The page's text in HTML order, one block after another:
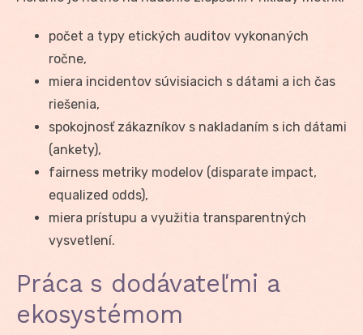
počet a typy etických auditov vykonaných
ročne,
miera incidentov súvisiacich s dátami a ich čas
riešenia,
spokojnosť zákazníkov s nakladaním s ich dátami
(ankety),
fairness metriky modelov (disparate impact,
equalized odds),
miera prístupu a využitia transparentných
vysvetlení.
Práca s dodávateľmi a
ekosystémom